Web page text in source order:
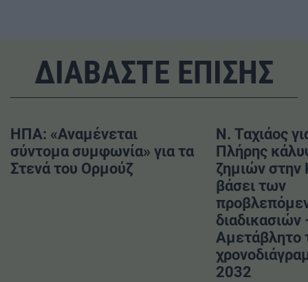
ΔΙΑΒΑΣΤΕ ΕΠΙΣΗΣ
ΗΠΑ: «Αναμένεται
σύντομα συμφωνία» για τα
Στενά του Ορμούζ
Ν. Ταχιάος
Πλήρης
ζημιών στην
βάσει των
διαδικασιών
Αμετάβλητο
2032